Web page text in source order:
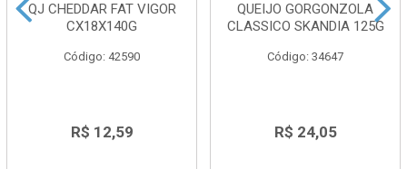
QJ CHEDDAR FAT VIGOR
CX18X140G
Código: 42590
R$ 12,59
QUEIJO GORGONZOLA
CLASSICO SKANDIA 125G
Código: 34647
R$ 24,05